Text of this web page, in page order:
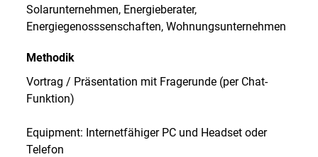
Solarunternehmen, Energieberater,
Energiegenosssenschaften, Wohnungsunternehmen
Methodik
Vortrag / Präsentation mit Fragerunde (per Chat-
Funktion)
Equipment: Internetfähiger PC und Headset oder
Telefon